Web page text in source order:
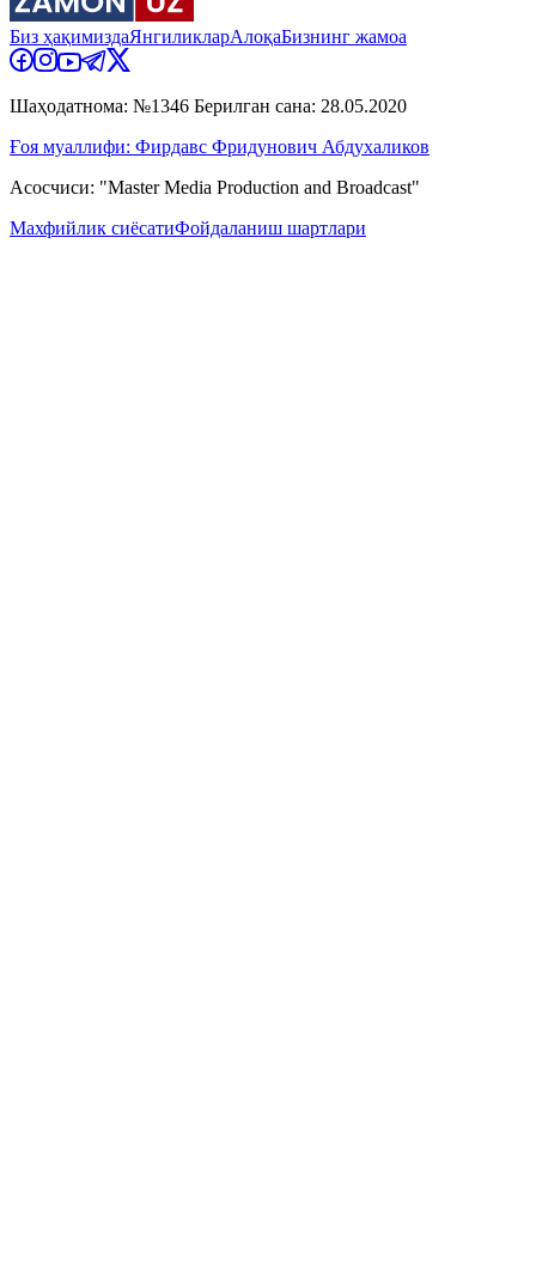
Биз ҳақимиздаЯнгиликларАлоқаБизнинг жамоа
Шаҳодатнома: №1346 Берилган сана: 28.05.2020
Ғоя муаллифи: Фирдавс Фридунович Абдухаликов
Асосчиси: "Master Media Production and Broadcast"
Махфийлик сиёсатиФойдаланиш шартлари